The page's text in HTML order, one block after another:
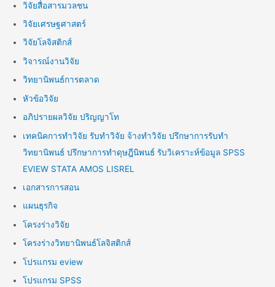
วิจัยสื่อสารมวลชน
วิจัยเศรษฐศาสตร์
วิจัยโลจิสติกส์
วิจารณ์งานวิจัย
วิทยานิพนธ์การตลาด
หัวข้อวิจัย
อภิปรายผลวิจัย ปริญญาโท
เทคนิคการทำวิจัย รับทำวิจัย จ้างทำวิจัย ปรึกษาการรับทำ
วิทยานิพนธ์ ปรึกษาการทำดุษฎีนิพนธ์ รับวิเคราะห์ข้อมูล SPSS
EVIEW STATA AMOS LISREL
เอกสารการสอน
แผนธุรกิจ
โครงร่างวิจัย
โครงร่างวิทยานิพนธ์โลจิสติกส์
โปรแกรม eview
โปรแกรม SPSS